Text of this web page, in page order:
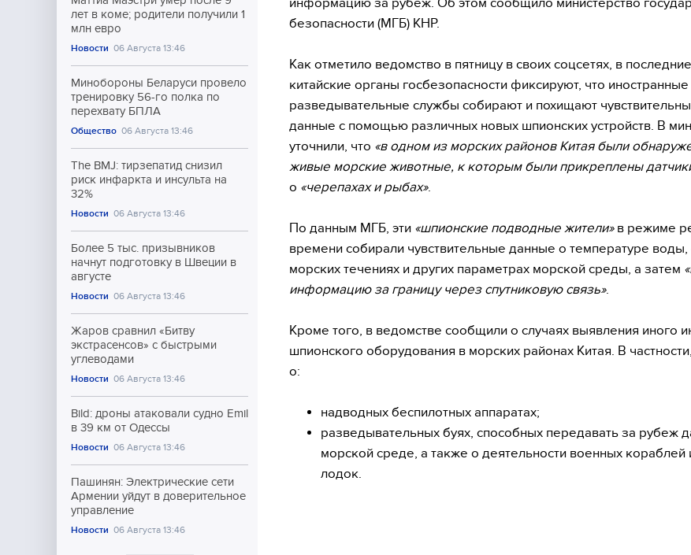
лет в коме; родители получили 1
млн евро
Новости 06 Августа 13:46
Минобороны Беларуси провело
тренировку 56-го полка по
перехвату БПЛА
Общество 06 Августа 13:46
The BMJ: тирзепатид снизил
риск инфаркта и инсульта на
32%
Новости 06 Августа 13:46
Более 5 тыс. призывников
начнут подготовку в Швеции в
августе
Новости 06 Августа 13:46
Жаров сравнил «Битву
экстрасенсов» с быстрыми
углеводами
Новости 06 Августа 13:46
Bild: дроны атаковали судно Emil
в 39 км от Одессы
Новости 06 Августа 13:46
Пашинян: Электрические сети
Армении уйдут в доверительное
управление
Новости 06 Августа 13:46
безопасности (МГБ) КНР.
Как отметило ведомство в пятницу в своих соцсетях, в
китайские органы госбезопасности фиксируют, что иностранные
разведывательные службы собирают и похищают
данные с помощью различных новых шпионских устройств. В
уточнили, что «в одном из морских районов Китая были
живые морские животные, к которым были прикреплены
о «черепахах и рыбах».
По данным МГБ, эти «шпионские подводные жители»в режиме
времени собирали чувствительные данные о температуре воды,
морских течениях и других параметрах морской среды, а затем
информацию за границу через спутниковую связь».
Кроме того, в ведомстве сообщили о случаях выявления иного
шпионского оборудования в морских районах Китая. В
о:
надводных беспилотных аппаратах;
разведывательных буях, способных передавать за рубеж
морской среде, а также о деятельности военных
лодок.